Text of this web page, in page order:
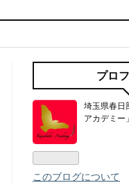
プロ
埼玉県春日
アカデミー
このブログについて